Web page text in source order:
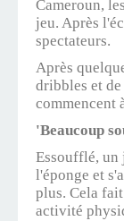
Cameroun,
jeu. Après
spectateurs.
Après
dribbles et
commencent
'Beaucoup
Essoufflé, un
l'éponge et
plus. Cela
activité